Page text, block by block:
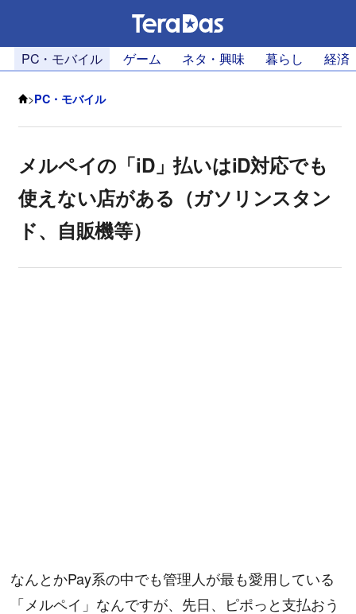
PC・モバイル ゲーム ネタ・興味 暮らし 経済
>PC・モバイル
メルペイの「iD」払いはiD対応でも
使えない店がある（ガソリンスタン
ド、自販機等）
なんとかPay系の中でも管理人が最も愛用している
「メルペイ」なんですが、先日、ピポっと支払おう